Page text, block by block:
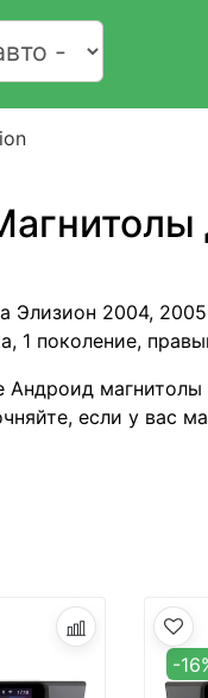
2004,
1 поколение,
Андроид
если у вас
-